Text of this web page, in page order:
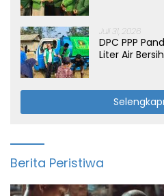
Juli 31, 2026
DPC PPP
Liter Air
Berita Peristiwa